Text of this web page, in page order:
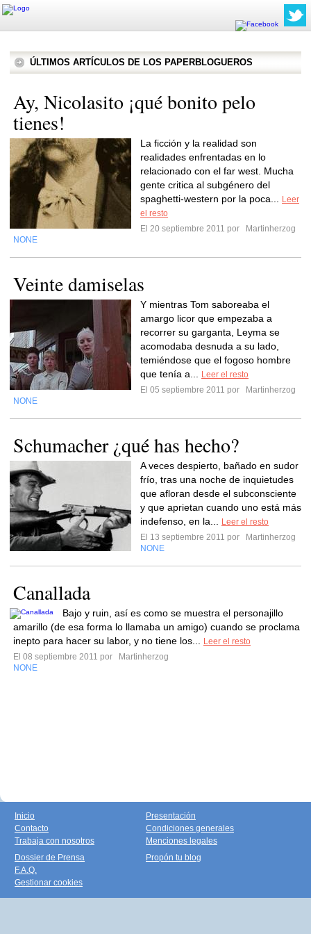
ÚLTIMOS ARTÍCULOS DE LOS PAPERBLOGUEROS
Ay, Nicolasito ¡qué bonito pelo
tienes!
La ficción y la realidad son
realidades enfrentadas en lo
relacionado con el far west. Mucha
gente critica al subgénero del
spaghetti-western por la poca...
Leer
el resto
El 20 septiembre 2011 por
Martinherzog
NONE
Veinte damiselas
Y mientras Tom saboreaba el
amargo licor que empezaba a
recorrer su garganta, Leyma se
acomodaba desnuda a su lado,
temiéndose que el fogoso hombre
que tenía a...
Leer el resto
El 05 septiembre 2011 por
Martinherzog
NONE
Schumacher ¿qué has hecho?
A veces despierto, bañado en sudor
frío, tras una noche de inquietudes
que afloran desde el subconsciente
y que aprietan cuando uno está más
indefenso, en la...
Leer el resto
El 13 septiembre 2011 por
Martinherzog
NONE
Canallada
Bajo y ruin, así es como se muestra el personajillo
amarillo (de esa forma lo llamaba un amigo) cuando se proclama
inepto para hacer su labor, y no tiene los...
Leer el resto
El 08 septiembre 2011 por
Martinherzog
NONE
Inicio
Contacto
Trabaja con nosotros
Presentación
Condiciones generales
Menciones legales
Dossier de Prensa
F.A.Q.
Gestionar cookies
Propón tu blog